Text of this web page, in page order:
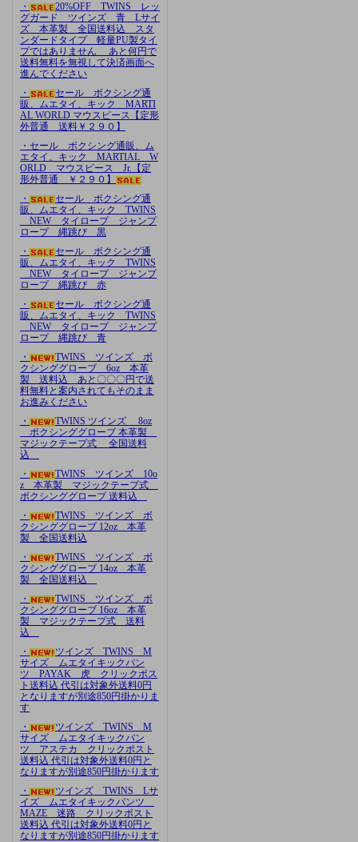
・
20%OFF TWINS レッ
グガード ツインズ 青 Lサイ
ズ 本革製 全国送料込 スタ
ンダードタイプ 軽量PU製タイ
プではありません あと何円で
送料無料を無視して決済画面へ
進んでください
・
セール ボクシング通
販、ムエタイ、キック MARTI
AL WORLD マウスピース【定形
外普通 送料￥２９０】
・セール ボクシング通販、ム
エタイ、キック MARTIAL W
ORLD マウスピース Jr.【定
形外普通 ￥２９０】
・
セール ボクシング通
販、ムエタイ、キック TWINS
NEW タイロープ ジャンプ
ロープ 縄跳び 黒
・
セール ボクシング通
販、ムエタイ、キック TWINS
NEW タイロープ ジャンプ
ロープ 縄跳び 赤
・
セール ボクシング通
販、ムエタイ、キック TWINS
NEW タイロープ ジャンプ
ロープ 縄跳び 青
・
TWINS ツインズ ボ
クシンググローブ 6oz 本革
製 送料込 あと〇〇〇円で送
料無料と案内されてもそのまま
お進みください
・
TWINS ツインズ 8oz
ボクシンググローブ 本革製
マジックテープ式 全国送料
込
・
TWINS ツインズ 10o
z 本革製 マジックテープ式
ボクシンググローブ 送料込
・
TWINS ツインズ ボ
クシンググローブ 12oz 本革
製 全国送料込
・
TWINS ツインズ ボ
クシンググローブ 14oz 本革
製 全国送料込
・
TWINS ツインズ ボ
クシンググローブ 16oz 本革
製 マジックテープ式 送料
込
・
ツインズ TWINS M
サイズ ムエタイキックパン
ツ PAYAK 虎 クリックポス
ト送料込 代引は対象外送料0円
となりますが別途850円掛かりま
す
・
ツインズ TWINS M
サイズ ムエタイキックパン
ツ アステカ クリックポスト
送料込 代引は対象外送料0円と
なりますが別途850円掛かります
・
ツインズ TWINS Lサ
イズ ムエタイキックパンツ
MAZE 迷路 クリックポスト
送料込 代引は対象外送料0円と
なりますが別途850円掛かります